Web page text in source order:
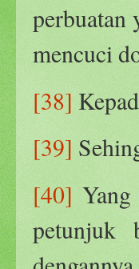
perbuatan
mencuci
[38]
[39]
[40]
petunjuk